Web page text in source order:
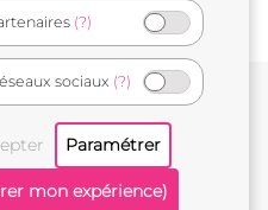
français
(?)
sociaux (?)